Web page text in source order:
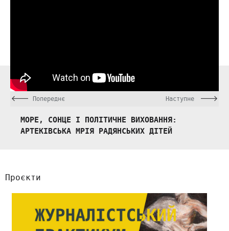
Наступне
Попереднє
МОРЕ, СОНЦЕ І ПОЛІТИЧНЕ ВИХОВАННЯ:
АРТЕКІВСЬКА МРІЯ РАДЯНСЬКИХ ДІТЕЙ
Проєкти